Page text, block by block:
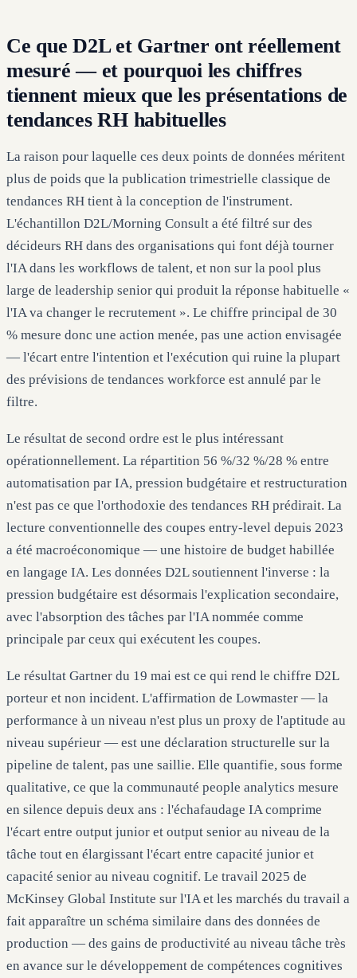
Ce que D2L et Gartner ont réellement
mesuré — et pourquoi les chiffres
tiennent mieux que les présentations de
tendances RH habituelles
La raison pour laquelle ces deux points de données méritent
plus de poids que la publication trimestrielle classique de
tendances RH tient à la conception de l'instrument.
L'échantillon D2L/Morning Consult a été filtré sur des
décideurs RH dans des organisations qui font déjà tourner
l'IA dans les workflows de talent, et non sur la pool plus
large de leadership senior qui produit la réponse habituelle «
l'IA va changer le recrutement ». Le chiffre principal de 30
% mesure donc une action menée, pas une action envisagée
— l'écart entre l'intention et l'exécution qui ruine la plupart
des prévisions de tendances workforce est annulé par le
filtre.
Le résultat de second ordre est le plus intéressant
opérationnellement. La répartition 56 %/32 %/28 % entre
automatisation par IA, pression budgétaire et restructuration
n'est pas ce que l'orthodoxie des tendances RH prédirait. La
lecture conventionnelle des coupes entry-level depuis 2023
a été macroéconomique — une histoire de budget habillée
en langage IA. Les données D2L soutiennent l'inverse : la
pression budgétaire est désormais l'explication secondaire,
avec l'absorption des tâches par l'IA nommée comme
principale par ceux qui exécutent les coupes.
Le résultat Gartner du 19 mai est ce qui rend le chiffre D2L
porteur et non incident. L'affirmation de Lowmaster — la
performance à un niveau n'est plus un proxy de l'aptitude au
niveau supérieur — est une déclaration structurelle sur la
pipeline de talent, pas une saillie. Elle quantifie, sous forme
qualitative, ce que la communauté people analytics mesure
en silence depuis deux ans : l'échafaudage IA comprime
l'écart entre output junior et output senior au niveau de la
tâche tout en élargissant l'écart entre capacité junior et
capacité senior au niveau cognitif. Le travail 2025 de
McKinsey Global Institute sur l'IA et les marchés du travail a
fait apparaître un schéma similaire dans des données de
production — des gains de productivité au niveau tâche très
en avance sur le développement de compétences cognitives